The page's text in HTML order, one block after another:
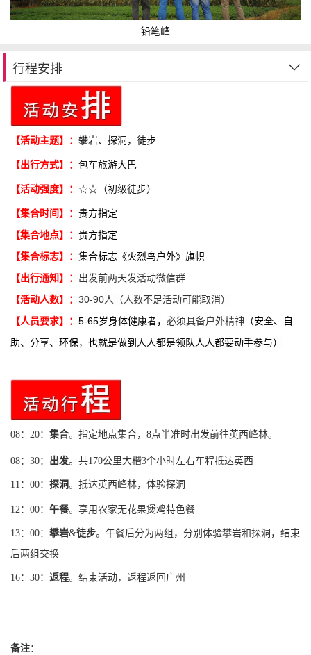
铅笔峰
行程安排
【活动主题】： 攀岩、探洞，徒步
【出行方式】 ： 包车旅游大巴
【活动强度】 ： ☆☆（初级徒步）
【集合时间】 ： 贵方指定
【集合地点】
： 贵方指定
【集合标志】
： 集合标志《火烈鸟户外》旗帜
【出行通知】
： 出发前两天发活动微信群
【活动人数】
： 30-90人（人数不足活动可能取消）
【人员要求】： 5-65岁身体健康者， 必须具备户外精神 （安全、自
助、分享、环保，也就是做到人人都是领队人人都要动手参与）
08：20： 集合。指定地点集合，8点半准时出发前往英西峰林。
08：30： 出发。共170公里大楷3个小时左右车程抵达英西
11：00： 探洞。抵达英西峰林，体验探洞
12：00： 午餐。享用农家无花果煲鸡特色餐
13：00： 攀岩&徒步。午餐后分为两组，分别体验攀岩和探洞，结束
后两组交换
16：30： 返程。结束活动，返程返回广州
备注：